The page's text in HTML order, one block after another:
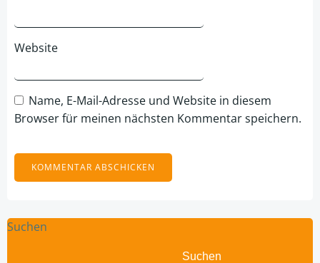
Website
Name, E-Mail-Adresse und Website in diesem
Browser für meinen nächsten Kommentar speichern.
Suchen
Suchen